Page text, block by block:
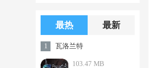
限钻石
最热 最新
1 瓦洛兰特
103.47 MB